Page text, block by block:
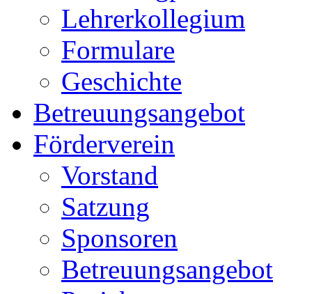
Lehrerkollegium
Formulare
Geschichte
Betreuungsangebot
Förderverein
Vorstand
Satzung
Sponsoren
Betreuungsangebot